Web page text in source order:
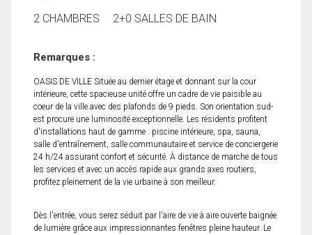
2 CHAMBRES 2+0 SALLES DE BAIN
Remarques :
OASIS DE VILLE Située au dernier étage et donnant sur la cour
intérieure, cette spacieuse unité offre un cadre de vie paisible au
coeur de la ville avec des plafonds de 9 pieds. Son orientation sud-
est procure une luminosité exceptionnelle. Les résidents profitent
d'installations haut de gamme : piscine intérieure, spa, sauna,
salle d'entraînement, salle communautaire et service de conciergerie
24 h/24 assurant confort et sécurité. À distance de marche de tous
les services et avec un accès rapide aux grands axes routiers,
profitez pleinement de la vie urbaine à son meilleur.
Dès l'entrée, vous serez séduit par l'aire de vie à aire ouverte baignée
de lumière grâce aux impressionnantes fenêtres pleine hauteur. Le